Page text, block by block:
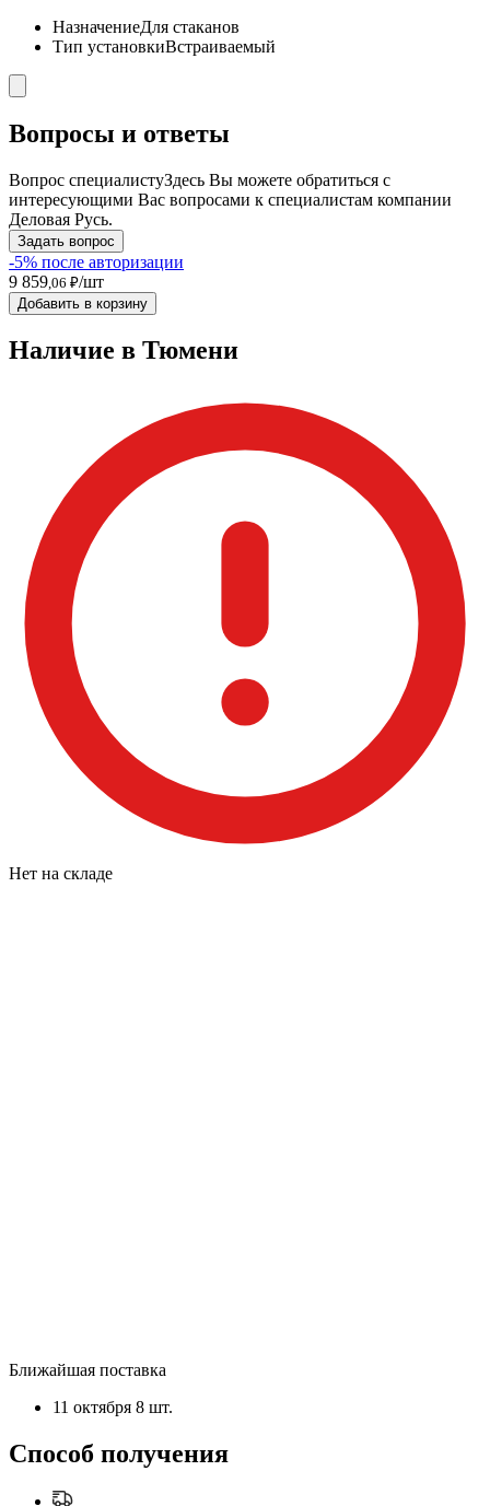
НазначениеДля стаканов
Тип установкиВстраиваемый
Вопросы и ответы
Вопрос специалистуЗдесь Вы можете обратиться с
интересующими Вас вопросами к специалистам компании
Деловая Русь.
Задать вопрос
-5% после авторизации
9 859 ,06 ₽/шт
Добавить в корзину
Наличие в Тюмени
Нет на складе
Ближайшая поставка
11 октября 8 шт.
Способ получения